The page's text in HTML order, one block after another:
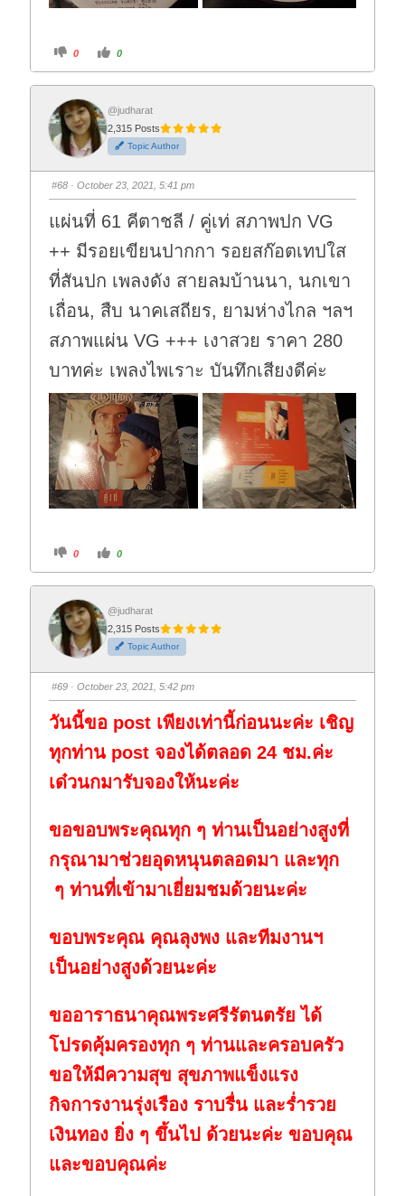
C
i
k
f
o
r
t
h
u
m
b
d
o
n
.
0
C
i
k
o
r
t
h
u
m
b
u
p
0
@judharat
2,315 Posts
Topic Author
#68 · October 23, 2021, 5:41 pm
แผ่นที่ 61 คีตาชลี / คู่เท่ สภาพปก VG
++ มีรอยเขียนปากกา รอยสก๊อตเทปใส
ที่สันปก เพลงดัง สายลมบ้านนา, นกเขา
เถื่อน, สืบ นาคเสถียร, ยามห่างไกล ฯลฯ
สภาพแผ่น VG +++ เงาสวย ราคา 280
บาทค่ะ เพลงไพเราะ บันทึกเสียงดีค่ะ
C
i
k
f
o
r
t
h
u
m
d
o
w
n
.
0
C
i
k
o
r
t
h
u
m
u
p
0
@judharat
2,315 Posts
Topic Author
#69 · October 23, 2021, 5:42 pm
วันนี้ขอ post เพียงเท่านี้ก่อนนะค่ะ เชิญ
ทุกท่าน post จองได้ตลอด24 ชม.ค่ะ
เด๋วนกมารับจองให้นะค่ะ
ขอขอบพระคุณทุก ๆ ท่านเป็นอย่างสูงที่
กรุณามาช่วยอุดหนุนตลอดมา และทุก
ๆ ท่านที่เข้ามาเยี่ยมชมด้วยนะค่ะ
ขอบพระคุณ คุณลุงพง และทีมงานฯ
เป็นอย่างสูงด้วยนะค่ะ
ขออาราธนาคุณพระศรีรัตนตรัย ได้
โปรดคุ้มครองทุก ๆ ท่านและครอบครัว
ขอให้มีความสุข สุขภาพแข็งแรง
กิจการงานรุ่งเรือง ราบรื่น และร่ำรวย
เงินทอง ยิ่ง ๆ ขึ้นไป ด้วยนะค่ะ ขอบคุณ
และขอบคุณค่ะ